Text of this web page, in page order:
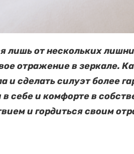
лишь от нескольких
отражение в зеркале.
и сделать силуэт более
себе и комфорте в
и гордиться своим